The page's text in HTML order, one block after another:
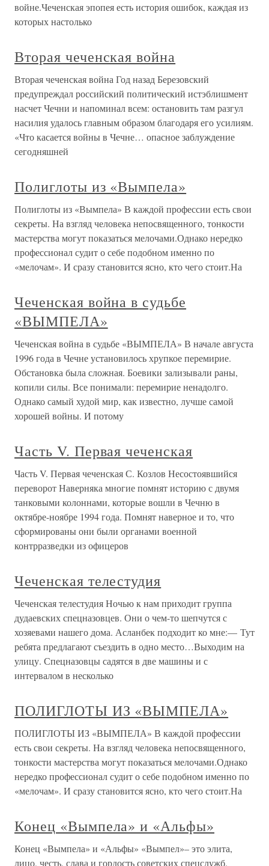
войне.Чеченская эпопея есть история ошибок, каждая из
которых настолько
Вторая чеченская война
Вторая чеченская война Год назад Березовский
предупреждал российский политический истэблишмент
насчет Чечни и напоминал всем: остановить там разгул
насилия удалось главным образом благодаря его усилиям.
«Что касается войны в Чечне… опасное заблуждение
сегодняшней
Полиглоты из «Вымпела»
Полиглоты из «Вымпела» В каждой профессии есть свои
секреты. На взгляд человека непосвященного, тонкости
мастерства могут показаться мелочами.Однако нередко
профессионал судит о себе подобном именно по
«мелочам». И сразу становится ясно, кто чего стоит.На
Чеченская война в судьбе
«ВЫМПЕЛА»
Чеченская война в судьбе «ВЫМПЕЛА» В начале августа
1996 года в Чечне установилось хрупкое перемирие.
Обстановка была сложная. Боевики зализывали раны,
копили силы. Все понимали: перемирие ненадолго.
Однако самый худой мир, как известно, лучше самой
хорошей войны. И потому
Часть V. Первая чеченская
Часть V. Первая чеченская С. Козлов Несостоявшийся
переворот Наверняка многие помнят историю с двумя
танковыми колоннами, которые вошли в Чечню в
октябре-ноябре 1994 года. Помнят наверное и то, что
сформированы они были органами военной
контрразведки из офицеров
Чеченская телестудия
Чеченская телестудия Ночью к нам приходит группа
дудаевских спецназовцев. Они о чем-то шепчутся с
хозяевами нашего дома. Асланбек подходит ко мне:— Тут
ребята предлагают съездить в одно место…Выходим на
улицу. Спецназовцы садятся в две машины и с
интервалом в несколько
ПОЛИГЛОТЫ ИЗ «ВЫМПЕЛА»
ПОЛИГЛОТЫ ИЗ «ВЫМПЕЛА» В каждой профессии
есть свои секреты. На взгляд человека непосвященного,
тонкости мастерства могут показаться мелочами.Однако
нередко профессионал судит о себе подобном именно по
«мелочам». И сразу становится ясно, кто чего стоит.На
Конец «Вымпела» и «Альфы»
Конец «Вымпела» и «Альфы» «Вымпел»– это элита,
лицо, честь, слава и гордость советских спецслужб.